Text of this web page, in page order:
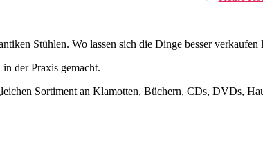
Stühlen. Wo lassen sich die Dinge besser
in der Praxis gemacht.
Sortiment an Klamotten, Büchern, CDs, DVDs,